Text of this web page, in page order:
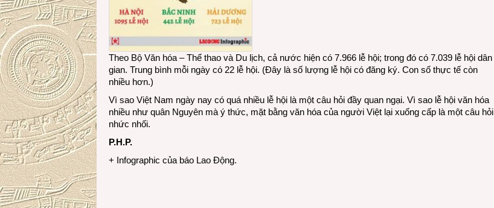
Theo Bộ Văn hóa – Thể thao và Du lịch, cả nước hiện có 7.966 lễ hội; trong đó có 7.039 lễ hội dân
gian. Trung bình mỗi ngày có 22 lễ hội. (Đây là số lượng lễ hội có đăng ký. Con số thực tế còn
nhiều hơn.)
Vì sao Việt Nam ngày nay có quá nhiều lễ hội là một câu hỏi đầy quan ngại. Vì sao lễ hội văn hóa
nhiều như quân Nguyên mà ý thức, mặt bằng văn hóa của người Việt lại xuống cấp là một câu hỏi
nhức nhối.
P.H.P.
+ Infographic của báo Lao Động.